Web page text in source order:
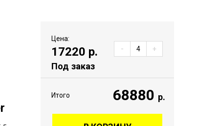
Цена:
17220 р.
Под заказ
- +
Итого 68880 р.